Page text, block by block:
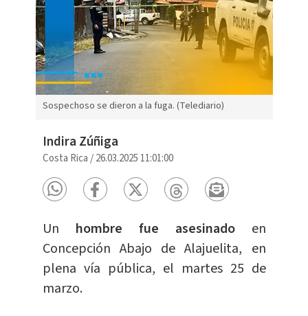
Sospechoso se dieron a la fuga. (Telediario)
Indira Zúñiga
Costa Rica /26.03.2025 11:01:00
Un hombre fue asesinado en
Concepción Abajo de Alajuelita, en
plena vía pública, el martes 25 de
marzo.